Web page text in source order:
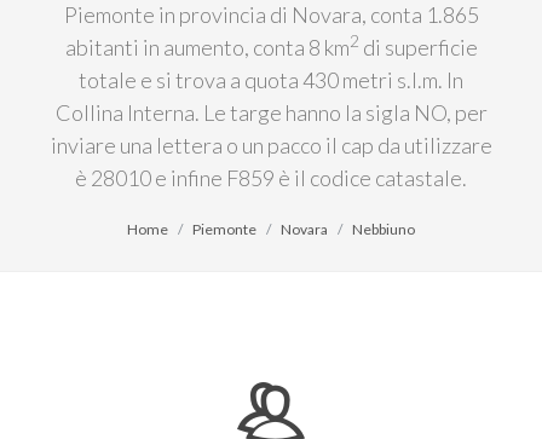
Piemonte in provincia di Novara, conta 1.865
abitanti in aumento, conta 8 km2 di superficie
totale e si trova a quota 430 metri s.l.m. In
Collina Interna. Le targe hanno la sigla NO, per
inviare una lettera o un pacco il cap da utilizzare
è 28010 e infine F859 è il codice catastale.
Home Piemonte Novara Nebbiuno